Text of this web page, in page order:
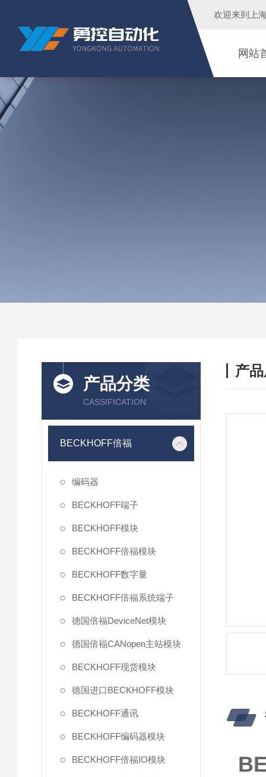
欢迎来到 上
网站
产品分类
CASSIFICATION
BECKHOFF倍福
编码器
BECKHOFF端子
BECKHOFF模块
BECKHOFF倍福模块
BECKHOFF数字量
BECKHOFF倍福系统端子
德国倍福DeviceNet模块
德国倍福CANopen主站模块
BECKHOFF现货模块
德国进口BECKHOFF模块
BECKHOFF通讯
BECKHOFF编码器模块
BECKHOFF倍福IO模块
产